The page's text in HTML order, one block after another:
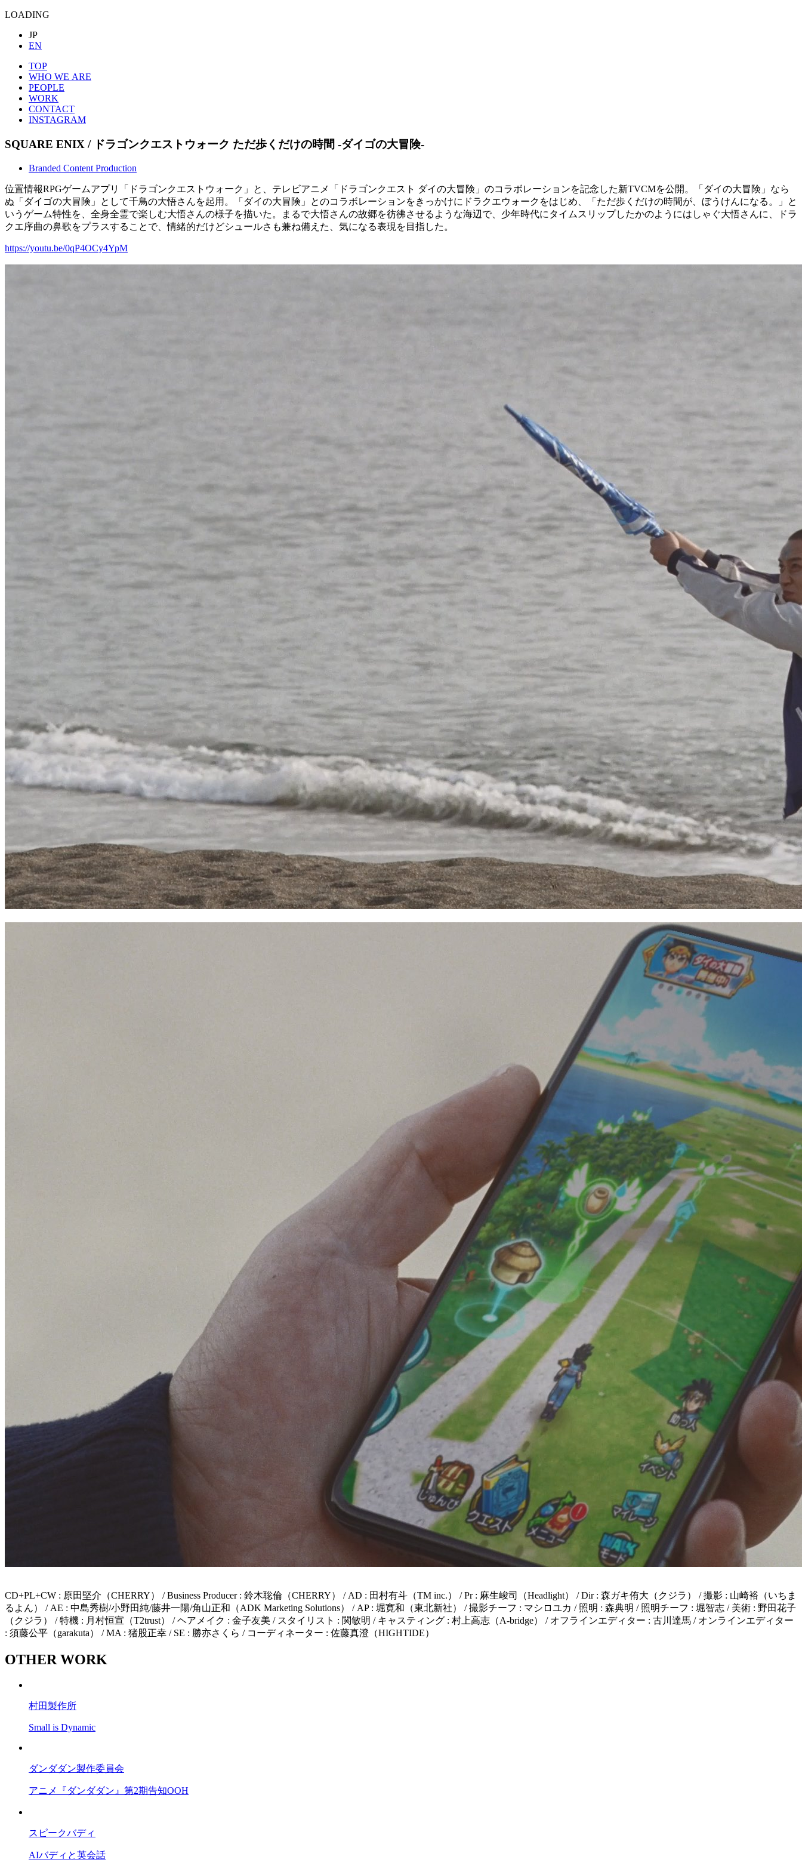
LOADING
JP
EN
TOP
WHO WE ARE
PEOPLE
WORK
CONTACT
INSTAGRAM
SQUARE ENIX / ドラゴンクエストウォーク ただ歩くだけの時間 -ダイゴの大冒険-
Branded Content Production
位置情報RPGゲームアプリ「ドラゴンクエストウォーク」と、テレビアニメ「ドラゴンクエスト ダイの大冒険」のコラボレーションを記念した新TVCMを公開。「ダイの大冒険」なら
ぬ「ダイゴの大冒険」として千鳥の大悟さんを起用。「ダイの大冒険」とのコラボレーションをきっかけにドラクエウォークをはじめ、「ただ歩くだけの時間が、ぼうけんになる。」と
いうゲーム特性を、全身全霊で楽しむ大悟さんの様子を描いた。まるで大悟さんの故郷を彷彿させるような海辺で、少年時代にタイムスリップしたかのようにはしゃぐ大悟さんに、ドラ
クエ序曲の鼻歌をプラスすることで、情緒的だけどシュールさも兼ね備えた、気になる表現を目指した。
https://youtu.be/0qP4OCy4YpM
CD+PL+CW : 原田堅介（CHERRY） / Business Producer : 鈴木聡倫（CHERRY） / AD : 田村有斗（TM inc.） / Pr : 麻生峻司（Headlight） / Dir : 森ガキ侑大（クジラ） / 撮影 : 山崎裕（いちま
るよん） / AE : 中島秀樹/小野田純/藤井一陽/角山正和（ADK Marketing Solutions） / AP : 堀寛和（東北新社） / 撮影チーフ : マシロユカ / 照明 : 森典明 / 照明チーフ : 堀智志 / 美術 : 野田花子
（クジラ） / 特機 : 月村恒宣（T2trust） / ヘアメイク : 金子友美 / スタイリスト : 関敏明 / キャスティング : 村上高志（A-bridge） / オフラインエディター : 古川達馬 / オンラインエディター
: 須藤公平（garakuta） / MA : 猪股正幸 / SE : 勝亦さくら / コーディネーター : 佐藤真澄（HIGHTIDE）
OTHER WORK
村田製作所
Small is Dynamic
ダンダダン製作委員会
アニメ『ダンダダン』第2期告知OOH
スピークバディ
AIバディと英会話